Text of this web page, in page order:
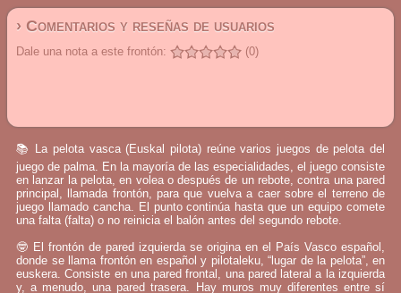
› Comentarios y reseñas de usuarios
Dale una nota a este frontón: (0)
📚 La pelota vasca (Euskal pilota) reúne varios juegos de pelota del
juego de palma. En la mayoría de las especialidades, el juego consiste
en lanzar la pelota, en volea o después de un rebote, contra una pared
principal, llamada frontón, para que vuelva a caer sobre el terreno de
juego llamado cancha. El punto continúa hasta que un equipo comete
una falta (falta) o no reinicia el balón antes del segundo rebote.
🤓 El frontón de pared izquierda se origina en el País Vasco español,
donde se llama frontón en español y pilotaleku, “lugar de la pelota”, en
euskera. Consiste en una pared frontal, una pared lateral a la izquierda
y, a menudo, una pared trasera. Hay muros muy diferentes entre sí